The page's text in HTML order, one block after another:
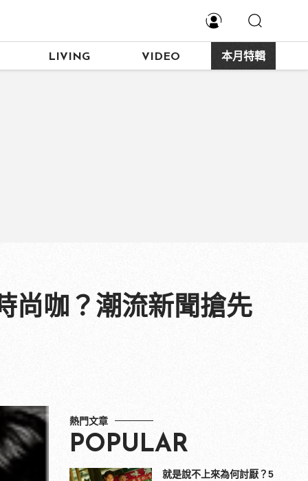
LIVING VIDEO 本月特輯
尚咖？潮流新聞搶先
熱門文章
POPULAR
就是說不上來為何討厭？5